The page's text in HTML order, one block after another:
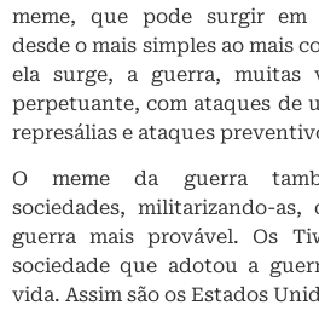
meme, que pode surgir em
desde o mais simples ao mais
ela surge, a guerra, muitas
perpetuante, com ataques de
represálias e ataques
O meme da guerra
sociedades, militarizando-
guerra mais provável. Os
sociedade que adotou a
vida. Assim são os Estados